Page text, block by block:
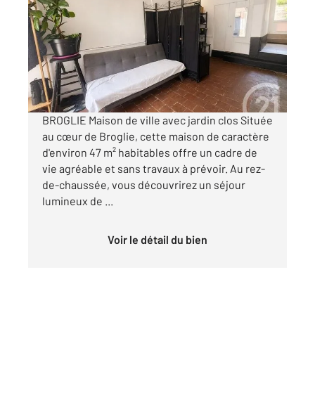
Ref : 5880
Maison à vendre
75 000 €
Visiter le site dédié
BROGLIE Maison de ville avec jardin clos Située
au cœur de Broglie, cette maison de caractère
d'environ 47 m² habitables offre un cadre de
vie agréable et sans travaux à prévoir. Au rez-
de-chaussée, vous découvrirez un séjour
lumineux de ...
Voir le détail du bien